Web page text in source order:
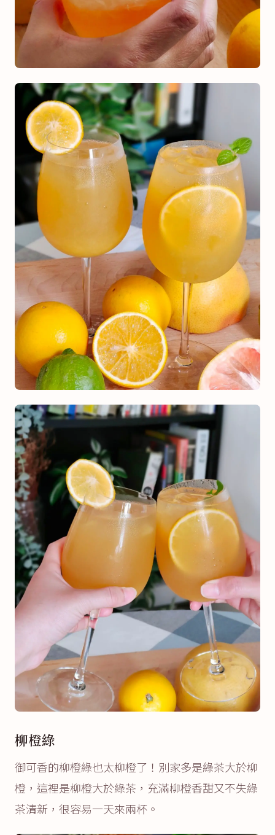
柳橙綠
御可香的柳橙綠也太柳橙了！別家多是綠茶大於柳
橙，這裡是柳橙大於綠茶，充滿柳橙香甜又不失綠
茶清新，很容易一天來兩杯。